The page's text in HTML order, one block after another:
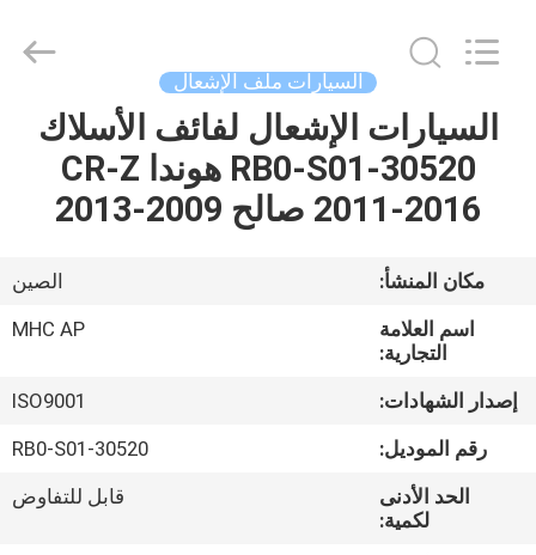
الصفحة
الرئيسية
معلومات
جولة
Limited.
Reserved.
السيارات ملف الإشعال
السيارات الإشعال لفائف الأسلاك
30520-RB0-S01 هوندا CR-Z
2011-2016 صالح 2009-2013
مكان المنشأ:
الصين
اسم العلامة
التجارية:
MHC AP
إصدار الشهادات:
ISO9001
رقم الموديل:
30520-RB0-S01
الحد الأدنى
لكمية:
قابل للتفاوض